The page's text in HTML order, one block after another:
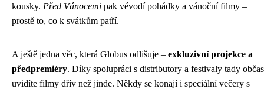
kousky. Před Vánocemi pak vévodí pohádky a vánoční filmy –
prostě to, co k svátkům patří.
A ještě jedna věc, která Globus odlišuje – exkluzivní projekce a
předpremiéry. Díky spolupráci s distributory a festivaly tady občas
uvidíte filmy dřív než jinde. Někdy se konají i speciální večery s